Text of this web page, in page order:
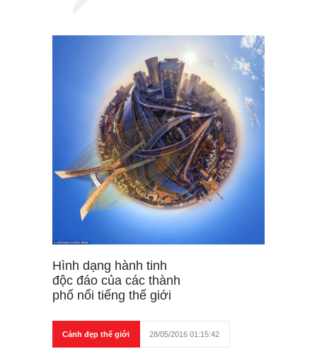
Hình dạng hành tinh
độc đáo của các thành
phố nổi tiếng thế giới
Cảnh đẹp thế giới 28/05/2016 01:15:42